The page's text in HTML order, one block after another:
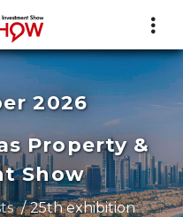
2026
Property &
Show
25th exhibition